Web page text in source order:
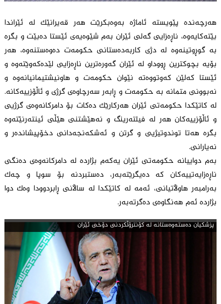
هەرچەندە پێویستە ئاماژە بەوەبکرێت هەر قەیرانێک لە ئێراندا
بێتەکایەوە، ناڕەزایی گەلی ئێران بەم شێوەیەی ئێستا دەبێت و بگرە
بە گوڕوتینەوە لە دژی کاربەدەستانی حکومەت دەوەستنەوە، هەر
بۆیە بچوکترین ڕووداو لە ئێران گەورەترین ناڕەزایی لێدەکەوێتەوە و
ئێستا کەلێن کەوتووەتە نێوان حکومەت و هاونیشتیمانیانەوە و
نەبوونی متمانە بە حکومەت و ڕابەر سەرچاوەی گرژی و ئاڵۆزییەکانە.
لە کاتێکدا حکومەتی ئێران هەرکارێک دەکات بۆ دامرکانەوەی گرژیی
و ئاڵۆزییەکان هەر لە فیلتەرینگ و نەهێشتنی هێڵی ئینتەرنێتەوە
بگرە هەتا توندوتیژیی و گرتن و ئەشکەنجەدانی دخۆپیشاندەر و
نەیارانی.
بەم دواییانە حکومەتی ئێران یەکەم بژاردە لە دامرکانەوەی دەنگی
ناڕەزایەتییەکان کە دەیگرێتەبەر، دەستبردنە بۆ سوپا و چەک
به‌رامبه‌ر هاوڵاتیانی، ئەمە لە کاتێکدا لە ساڵانی ڕابردوودا وەک دوا
بژاردە ئەم هەنگاوەی دەگرتەبەر.
پزشكیان ده‌سته‌وه‌ستانه‌ له‌ كۆنترۆڵكردنی دۆخی ئێران